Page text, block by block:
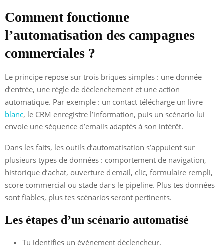
Comment fonctionne
l’automatisation des campagnes
commerciales ?
Le principe repose sur trois briques simples : une donnée
d’entrée, une règle de déclenchement et une action
automatique. Par exemple : un contact télécharge un livre
blanc, le CRM enregistre l’information, puis un scénario lui
envoie une séquence d’emails adaptés à son intérêt.
Dans les faits, les outils d’automatisation s’appuient sur
plusieurs types de données : comportement de navigation,
historique d’achat, ouverture d’email, clic, formulaire rempli,
score commercial ou stade dans le pipeline. Plus tes données
sont fiables, plus tes scénarios seront pertinents.
Les étapes d’un scénario automatisé
Tu identifies un événement déclencheur.